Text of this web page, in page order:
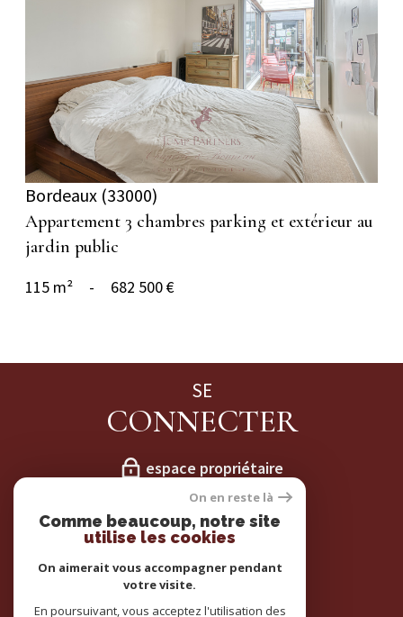
voir le bien
Bordeaux (33000)
Appartement 3 chambres parking et extérieur au
jardin public
115 m² - 682 500 €
SE
CONNECTER
espace propriétaire
NOS
ADHÉRENTS
On en reste là
Comme beaucoup, notre site
utilise les cookies
On aimerait vous accompagner pendant
votre visite.
En poursuivant, vous acceptez l'utilisation des